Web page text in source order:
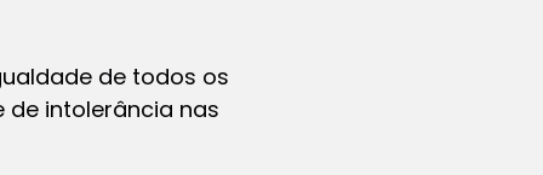
de todos os
de intolerância nas